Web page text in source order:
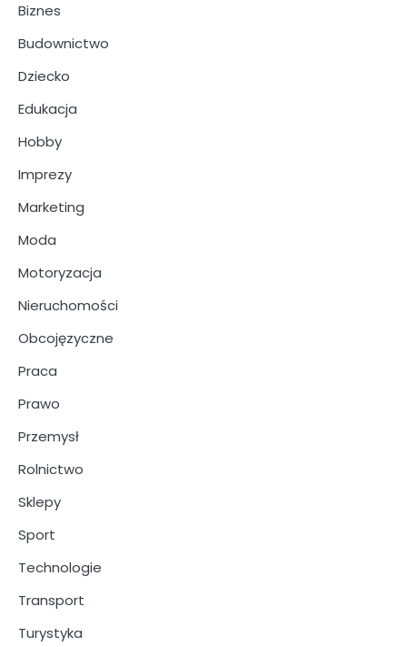
Biznes
Budownictwo
Dziecko
Edukacja
Hobby
Imprezy
Marketing
Moda
Motoryzacja
Nieruchomości
Obcojęzyczne
Praca
Prawo
Przemysł
Rolnictwo
Sklepy
Sport
Technologie
Transport
Turystyka